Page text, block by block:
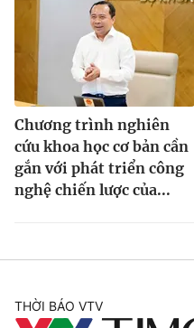
Chương trình nghiên
cứu khoa học cơ bản cần
gắn với phát triển công
nghệ chiến lược của...
THỜI BÁO VTV